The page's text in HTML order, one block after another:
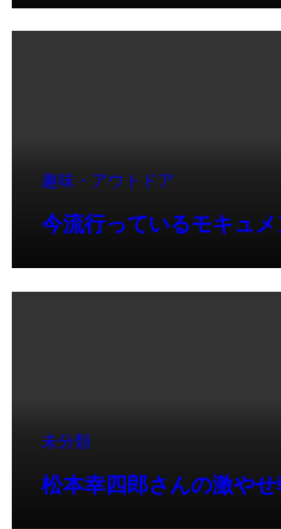
趣味・アウトドア
今流行っているモキュ
未分類
松本幸四郎さんの激や